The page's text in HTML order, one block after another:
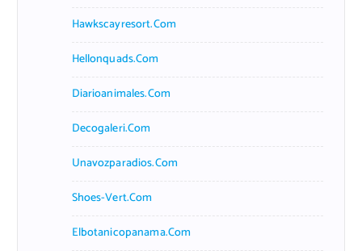
Hawkscayresort.com
Hellonquads.com
Diarioanimales.com
Decogaleri.com
Unavozparadios.com
Shoes-Vert.com
Elbotanicopanama.com